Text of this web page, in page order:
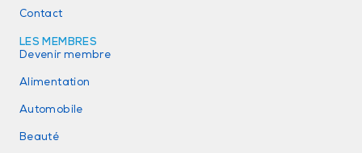
Contact
LES MEMBRES
Devenir membre
Alimentation
Automobile
Beauté